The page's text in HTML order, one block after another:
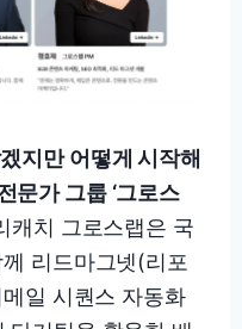
지만 어떻게 시작해
문가 그룹 ‘그로스
캐치 그로스랩은 국
리드마그넷(리포
일 시퀀스 자동화